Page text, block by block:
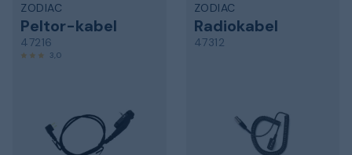
ZODIAC
Peltor-kabel
47216
3,0
ZODIAC
Radiokabel
47312